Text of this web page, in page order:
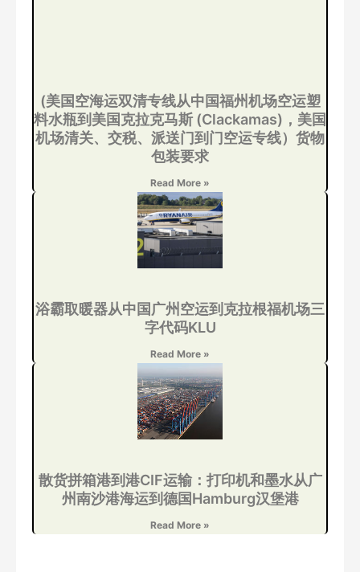
(美国空海运双清专线从中国福州机场空运塑
料水瓶到美国克拉克马斯 (Clackamas)，美国
机场清关、交税、派送门到门空运专线）货物
包装要求
Read More »
浴霸取暖器从中国广州空运到克拉根福机场三
字代码KLU
Read More »
散货拼箱港到港CIF运输：打印机和墨水从广
州南沙港海运到德国Hamburg汉堡港
Read More »